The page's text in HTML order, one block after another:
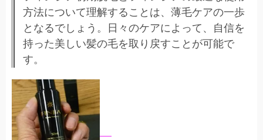
方法について理解することは、薄毛ケアの一歩
となるでしょう。日々のケアによって、自信を
持った美しい髪の毛を取り戻すことが可能で
す。